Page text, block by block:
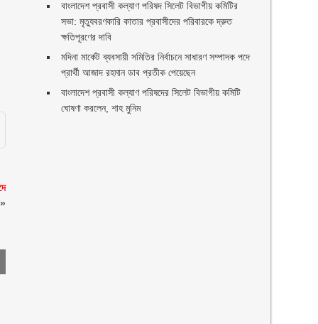
বাংলাদেশ প্রবাসী কল্যাণ পরিষদ সিলেট বিভাগীয় কমিটির
সভা: মৃত্যুবরণকারি কাতার প্রবাসীদের পরিবারকে দ্রুত
ক্ষতিপূরণের দাবি
মদিনা মার্কেট ব্যবসায়ী সমিতির নির্বাচনে সাধারণ সম্পাদক পদে
প্রার্থী আজাদ রহমান ডাব প্রতীক পেয়েছেন ‎
‎বাংলাদেশ প্রবাসী কল্যাণ পরিষদের সিলেট বিভাগীয় কমিটি
ঘোষণা করলেন, শাহ মুনিম